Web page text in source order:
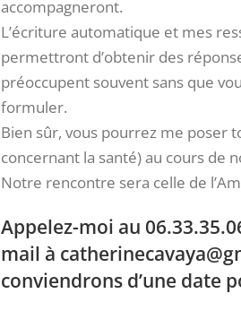
accompagneront.
L’écriture automatique et mes
permettront d’obtenir des
préoccupent souvent sans que
formuler.
Bien sûr, vous pourrez me poser
concernant la santé) au cours de
Notre rencontre sera celle de
Appelez-moi au
mail à
conviendrons d’une date